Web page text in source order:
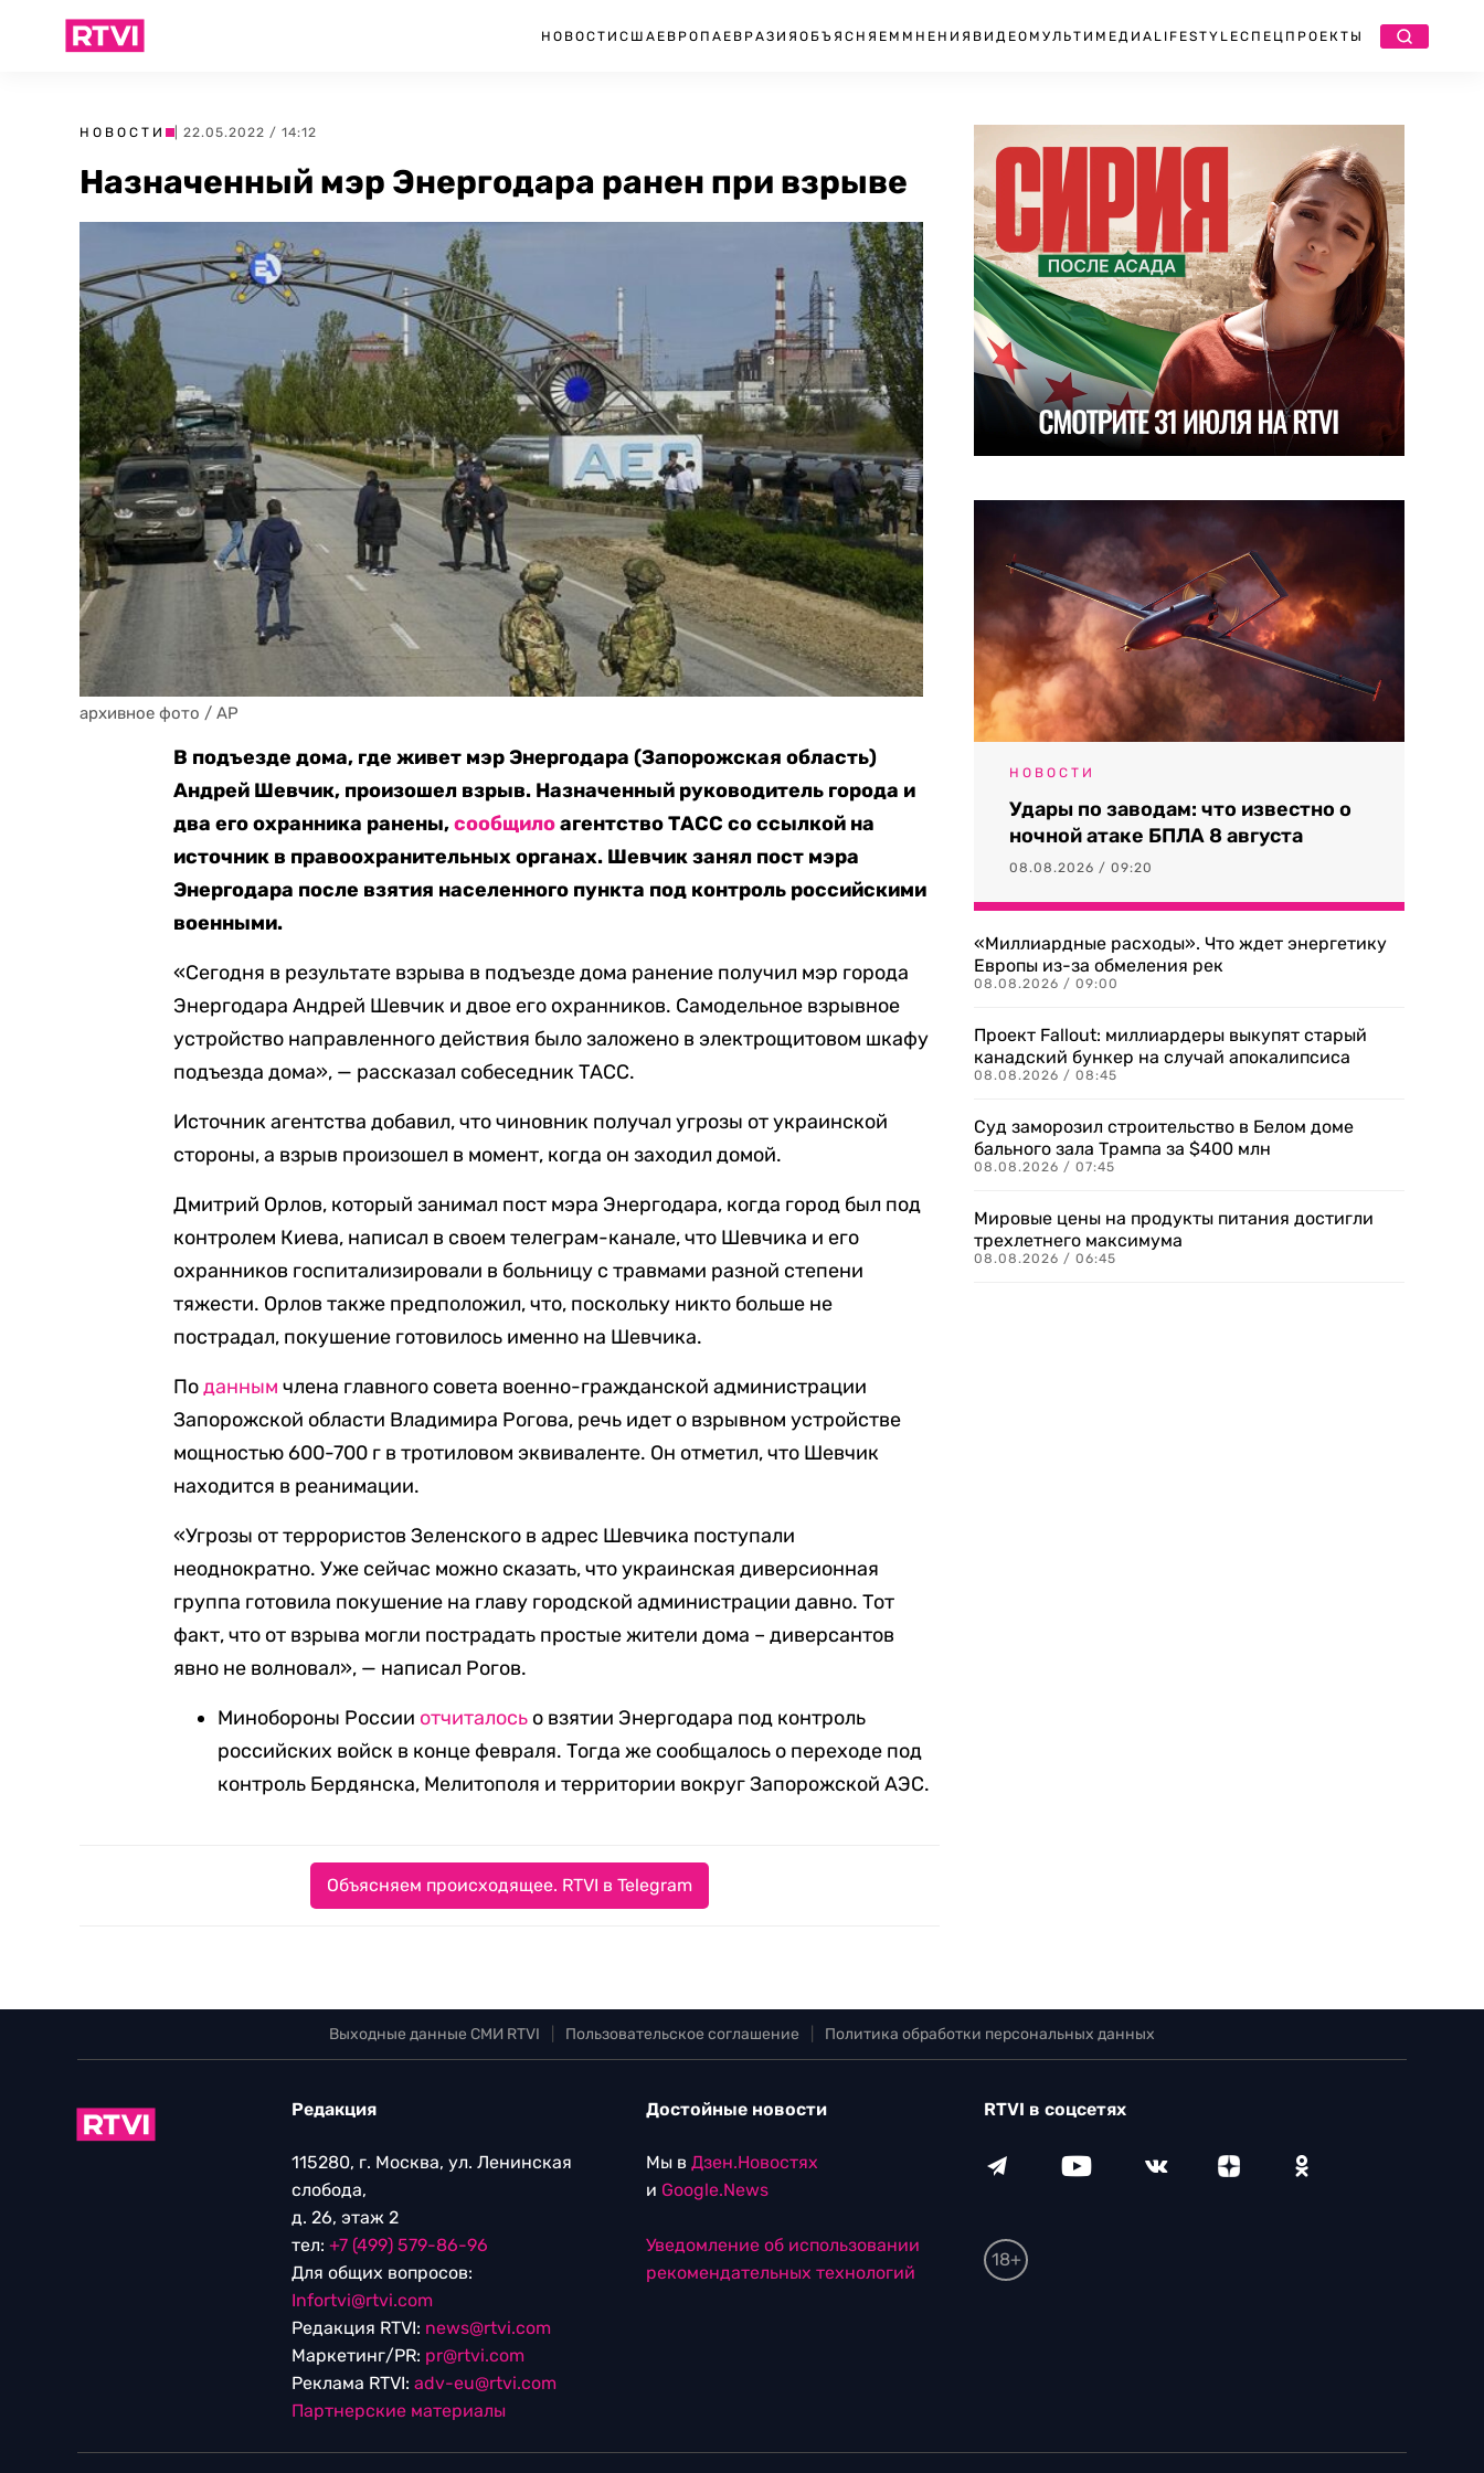
НОВОСТИ США ЕВРОПА ЕВРАЗИЯ ОБЪЯСНЯЕМ МНЕНИЯ ВИДЕО МУЛЬТИМЕДИА LIFESTYLEСПЕЦПРОЕКТЫ
НОВОСТИ | 22.05.2022 / 14:12
Назначенный мэр Энергодара ранен при взрыве
архивное фото / AP
В подъезде дома, где живет мэр Энергодара (Запорожская область)
Андрей Шевчик, произошел взрыв. Назначенный руководитель города и
два его охранника ранены,сообщилоагентство ТАСС со ссылкой на
источник в правоохранительных органах. Шевчик занял пост мэра
Энергодара после взятия населенного пункта под контроль российскими
военными.
«Сегодня в результате взрыва в подъезде дома ранение получил мэр города
Энергодара Андрей Шевчик и двое его охранников. Самодельное взрывное
устройство направленного действия было заложено в электрощитовом шкафу
подъезда дома», — рассказал собеседник ТАСС.
Источник агентства добавил, что чиновник получал угрозы от украинской
стороны, а взрыв произошел в момент, когда он заходил домой.
Дмитрий Орлов, который занимал пост мэра Энергодара, когда город был под
контролем Киева, написал в своем телеграм-канале, что Шевчика и его
охранников госпитализировали в больницу с травмами разной степени
тяжести. Орлов также предположил, что, поскольку никто больше не
пострадал, покушение готовилось именно на Шевчика.
Поданным члена главного совета военно-гражданской администрации
Запорожской области Владимира Рогова, речь идет о взрывном устройстве
мощностью 600-700 г в тротиловом эквиваленте. Он отметил, что Шевчик
находится в реанимации.
«Угрозы от террористов Зеленского в адрес Шевчика поступали
неоднократно. Уже сейчас можно сказать, что украинская диверсионная
группа готовила покушение на главу городской администрации давно. Тот
факт, что от взрыва могли пострадать простые жители дома – диверсантов
явно не волновал», — написал Рогов.
Минобороны России отчиталось о взятии Энергодара под контроль
российских войск в конце февраля. Тогда же сообщалось о переходе под
контроль Бердянска, Мелитополя и территории вокруг Запорожской АЭС.
Объясняем происходящее. RTVI в Telegram
НОВОСТИ
Удары по заводам: что известно о
ночной атаке БПЛА 8 августа
08.08.2026 / 09:20
«Миллиардные расходы». Что ждет энергетику
Европы из-за обмеления рек
08.08.2026 / 09:00
Проект Fallout: миллиардеры выкупят старый
канадский бункер на случай апокалипсиса
08.08.2026 / 08:45
Суд заморозил строительство в Белом доме
бального зала Трампа за $400 млн
08.08.2026 / 07:45
Мировые цены на продукты питания достигли
трехлетнего максимума
08.08.2026 / 06:45
Выходные данные СМИ RTVI Пользовательское соглашение Политика обработки персональных данных
Редакция
115280, г. Москва, ул. Ленинская
слобода,
д. 26, этаж 2
тел: +7 (499) 579-86-96
Для общих вопросов:
Infortvi@rtvi.com
Редакция RTVI: news@rtvi.com
Маркетинг/PR: pr@rtvi.com
Реклама RTVI: adv-eu@rtvi.com
Партнерские материалы
Достойные новости
Мы в Дзен.Новостях
и Google.News
Уведомление об использовании
рекомендательных технологий
RTVI в соцсетях
18+